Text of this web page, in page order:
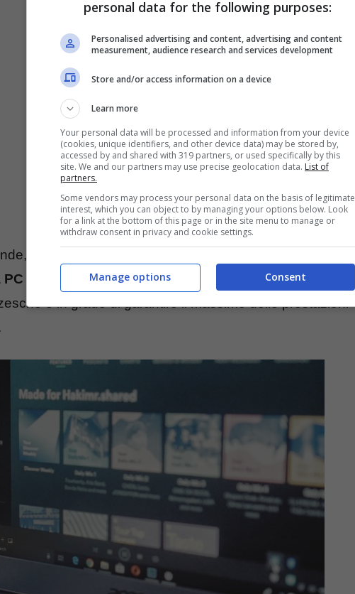
andando ad anticipare le promozioni del Black
PC per lavoro o da gaming di ultima generazione
e in grado di garantire il massimo delle prestazioni
personal data for the following purposes:
Personalised advertising and content, advertising and content
measurement, audience research and services development
Store and/or access information on a device
Learn more
Your personal data will be processed and information from your device
(cookies, unique identifiers, and other device data) may be stored by,
accessed by and shared with 319 partners, or used specifically by this
site. We and our partners may use precise geolocation data. List of
partners.
Some vendors may process your personal data on the basis of legitimate
interest, which you can object to by managing your options below. Look
for a link at the bottom of this page or in the site menu to manage or
withdraw consent in privacy and cookie settings.
Consent
Manage options